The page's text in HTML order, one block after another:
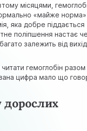
місяцями,
«майже
яка добре піддається
поліпшення настає
залежить від
гемоглобін разом
цифра мало що
дорослих